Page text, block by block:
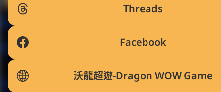
Threads
Facebook
沃龍超遊-Dragon WOW Game